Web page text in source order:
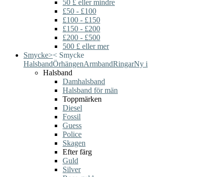
50 £ eller mindre
£50 - £100
£100 - £150
£150 - £200
£200 - £500
500 £ eller mer
Smycke>< Smycke
HalsbandÖrhängenArmbandRingarNy i
Halsband
Damhalsband
Halsband för män
Toppmärken
Diesel
Fossil
Guess
Police
Skagen
Efter färg
Guld
Silver